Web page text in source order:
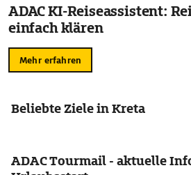
ADAC KI-Reiseassistent:
einfach klären
Mehr erfahren
Beliebte Ziele in Kreta
ADAC Tourmail - aktuelle